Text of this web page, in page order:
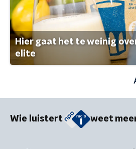
Hier gaat het te weinig
elite
Wie luistert weet